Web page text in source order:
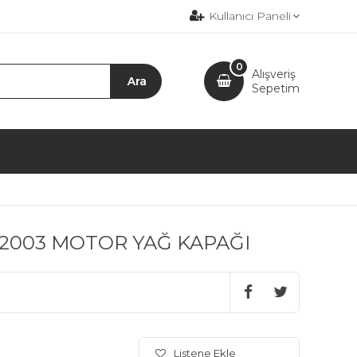
Kullanıcı Paneli
Alışveriş
Sepetim
0
MOTOR YAĞ KAPAĞI
Listene Ekle